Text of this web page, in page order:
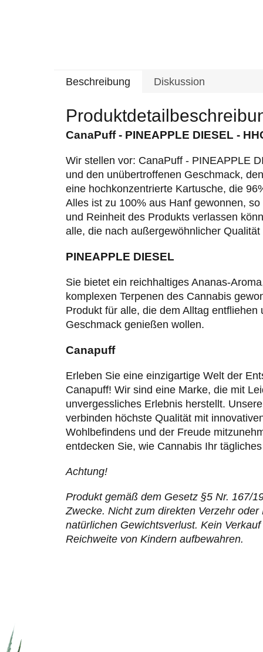
Beschreibung Diskussion
CanaPuff - PINEAPPLE DIESEL -
Wir stellen vor: CanaPuff - PINEAPPLE
und den unübertroffenen Geschmack,
eine hochkonzentrierte Kartusche, die
Alles ist zu 100% aus Hanf gewonnen,
und Reinheit des Produkts verlassen
alle, die nach außergewöhnlicher
PINEAPPLE DIESEL
Sie bietet ein reichhaltiges Ananas-
komplexen Terpenen des Cannabis
Produkt für alle, die dem Alltag
Geschmack genießen wollen.
Canapuff
Erleben Sie eine einzigartige Welt der
Canapuff! Wir sind eine Marke, die mit
unvergessliches Erlebnis herstellt.
verbinden höchste Qualität mit
Wohlbefindens und der Freude
entdecken Sie, wie Cannabis Ihr
Achtung!
Produkt gemäß dem Gesetz §5 Nr. 167/
Zwecke. Nicht zum direkten Verzehr
natürlichen Gewichtsverlust. Kein
Reichweite von Kindern aufbewahren.